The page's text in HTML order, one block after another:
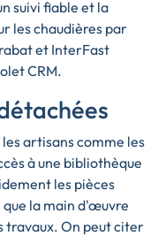
suivi fiable et la
les chaudières par
et InterFast
CRM.
artisans comme les
à une bibliothèque
les pièces
la main d'œuvre
travaux. On peut citer